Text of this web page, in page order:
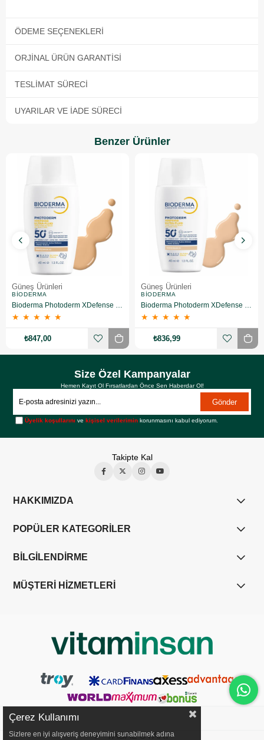
ÖDEME SEÇENEKLERI
ORJINAL ÜRÜN GARANTISI
TESLIMAT SÜRECI
UYARILAR VE İADE SÜRECI
Benzer Ürünler
Güneş Ürünleri
BIODERMA
Bioderma Photoderm XDefense Ultra Fluid Light 40 ml 50 Faktör Renkli Güneş Kremi
★ ★ ★ ★ ★
₺847,00
Güneş Ürünleri
BIODERMA
Bioderma Photoderm XDefense Ultra Fluid Very Light 40 ml 50 Faktör Renkli Güneş Kremi
★ ★ ★ ★ ★
₺836,99
Size Özel Kampanyalar
Hemen Kayıt Ol Fırsatlardan Önce Sen Haberdar Ol!
Gönder
Üyelik koşullarını vekişisel verilerimin korunmasını kabul ediyorum.
Takipte Kal
HAKKIMIZDA
POPÜLER KATEGORİLER
BİLGİLENDİRME
MÜŞTERİ HİZMETLERİ
YASAL UYARI
Çerez Kullanımı
Sizlere en iyi alışveriş deneyimini sunabilmek adına